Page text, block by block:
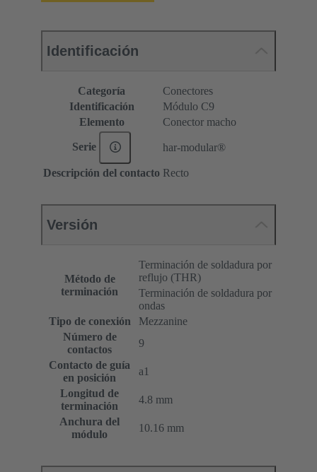
Identificación
Categoría
Conectores
Identificación
Módulo C9
Elemento
Conector macho
Serie har-modular®
Descripción del contacto Recto
Versión
Método de
terminación
Terminación de soldadura por
reflujo (THR)
Terminación de soldadura por
ondas
Tipo de conexión
Mezzanine
Número de
contactos
9
Contacto de guía
en posición
a1
Longitud de
terminación
4.8 mm
Anchura del
módulo
10.16 mm